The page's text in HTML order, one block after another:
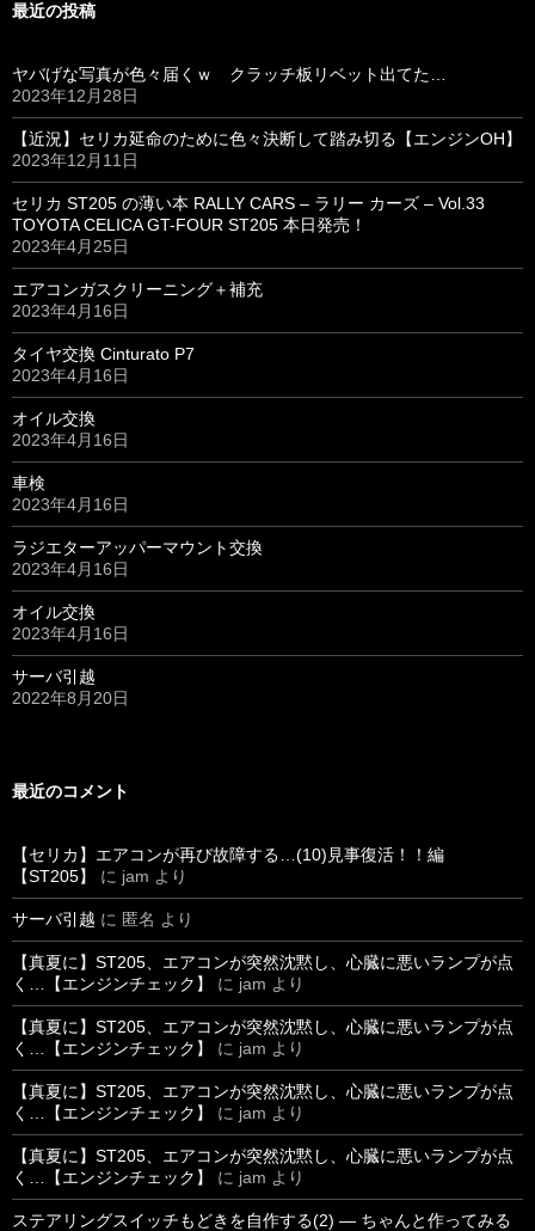
最近の投稿
ヤバげな写真が色々届くｗ クラッチ板リベット出てた…
2023年12月28日
【近況】セリカ延命のために色々決断して踏み切る【エンジンOH】
2023年12月11日
セリカ ST205 の薄い本 RALLY CARS – ラリー カーズ – Vol.33
TOYOTA CELICA GT-FOUR ST205 本日発売！
2023年4月25日
エアコンガスクリーニング＋補充
2023年4月16日
タイヤ交換 Cinturato P7
2023年4月16日
オイル交換
2023年4月16日
車検
2023年4月16日
ラジエターアッパーマウント交換
2023年4月16日
オイル交換
2023年4月16日
サーバ引越
2022年8月20日
最近のコメント
【セリカ】エアコンが再び故障する…(10)見事復活！！編
【ST205】
に jam より
サーバ引越 に 匿名 より
【真夏に】ST205、エアコンが突然沈黙し、心臓に悪いランプが点
く…【エンジンチェック】
に jam より
【真夏に】ST205、エアコンが突然沈黙し、心臓に悪いランプが点
く…【エンジンチェック】
に jam より
【真夏に】ST205、エアコンが突然沈黙し、心臓に悪いランプが点
く…【エンジンチェック】
に jam より
【真夏に】ST205、エアコンが突然沈黙し、心臓に悪いランプが点
く…【エンジンチェック】
に jam より
ステアリングスイッチもどきを自作する(2) ― ちゃんと作ってみる